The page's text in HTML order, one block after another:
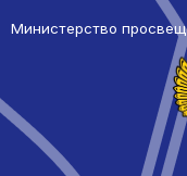
Министерство